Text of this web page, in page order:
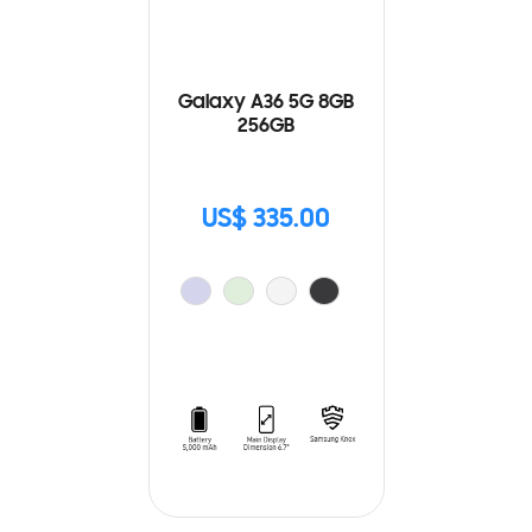
Galaxy A36 5G 8GB
256GB
US$ 335.00